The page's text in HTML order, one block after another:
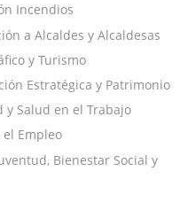
Incendios
a Alcaldes y Alcaldesas
y Turismo
Estratégica y Patrimonio
y Salud en el Trabajo
Empleo
Bienestar Social y